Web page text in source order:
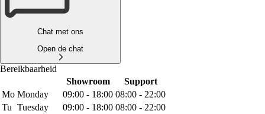
Chat met ons
Open de chat
Bereikbaarheid
Showroom
Support
Mo Monday 09:00 - 18:00 08:00 - 22:00
Tu Tuesday 09:00 - 18:00 08:00 - 22:00